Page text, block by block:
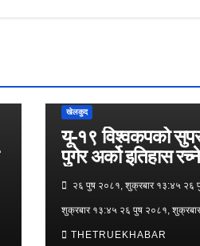
खेलकुद
यू-१९ विश्वकपको
पुगेर अर्को इतिहास
नेपाल२६ पुष २०८१, शुक्रबार १३:४५ २६
शुक्रबार १३:४५ २६ पुष २०८१,
THETRUEKHABAR